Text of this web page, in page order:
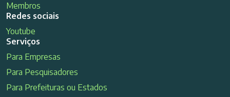
Membros
Redes sociais
Youtube
Serviços
Para Empresas
Para Pesquisadores
Para Prefeituras ou Estados